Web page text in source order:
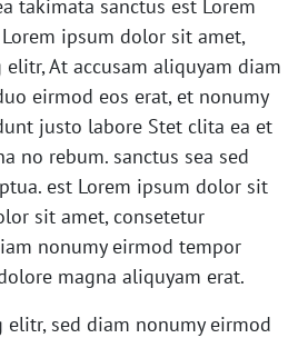
takimata sanctus est Lorem
ipsum dolor sit amet,
At accusam aliquyam diam
eirmod eos erat, et nonumy
justo labore Stet clita ea et
no rebum. sanctus sea sed
est Lorem ipsum dolor sit
sit amet, consetetur
nonumy eirmod tempor
magna aliquyam erat.
elitr, sed diam nonumy eirmod